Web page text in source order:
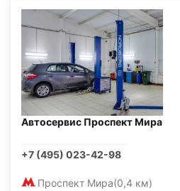
Автосервис Проспект Мира
+7 (495) 023-42-98
Проспект Мира(0,4 км)